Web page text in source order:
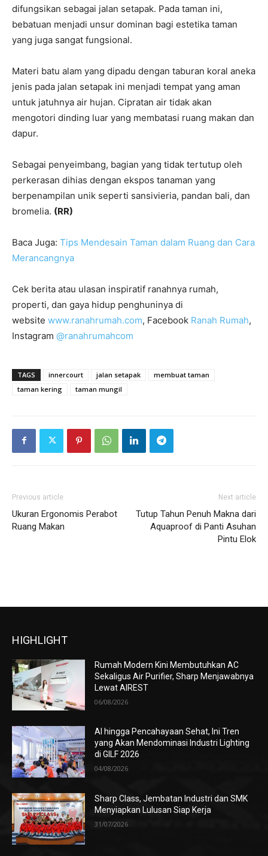
difungsikan sebagai jalan setapak. Pada taman ini,
bebatuan menjadi unsur dominan bagi estetika taman
yang juga sangat fungsional.
Materi batu alam yang dipadu dengan taburan koral aneka
jenis pada jalan setapak ini menjadi tempat yang aman
untuk jatuhnya air hujan. Cipratan air tidak akan
mengotori dinding luar yang membatasi ruang makan dan
dapur.
Sebagai penyeimbang, bagian yang tidak tertutup oleh
perkerasan dihias dengan ekspos tanaman yang
berpenampilan unik seperti sansivieria, pandan bali, dan
bromelia. (RR)
Baca Juga: Tips Mendesain Taman dalam Ruang dan Cara
Merancangnya
Cek berita atau ulasan inspiratif ranahnya rumah,
properti, dan gaya hidup penghuninya di
website www.ranahrumah.com, Facebook Ranah Rumah,
Instagram @ranahrumahcom
TAGS innercourt jalan setapak
membuat taman
taman kering
taman mungil
Previous article
Ukuran Ergonomis Perabot
Ruang Makan
Next article
Tutup Tahun Penuh Makna dari
Aquaproof di Panti Asuhan
Pintu Elok
HIGHLIGHT
Rumah Modern Kini Membutuhkan AC
Sekaligus Air Purifier, Sharp Menjawabnya
Lewat AIREST
06/08/2026
AI hingga Pencahayaan Sehat, Ini Tren
yang Akan Mendominasi Industri Lighting
di GILF 2026
04/08/2026
Sharp Class, Jembatan Industri dan SMK
Menyiapkan Lulusan Siap Kerja
31/07/2026